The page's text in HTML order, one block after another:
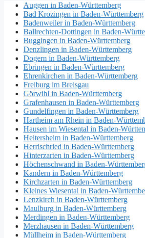
Auggen in Baden-Württemberg
Bad Krozingen in Baden-Württemberg
Badenweiler in Baden-Württemberg
Ballrechten-Dottingen in Baden-
Buggingen in Baden-Württemberg
Denzlingen in Baden-Württemberg
Dogern in Baden-Württemberg
Ebringen in Baden-Württemberg
Ehrenkirchen in Baden-Württemberg
Freiburg im Breisgau
Görwihl in Baden-Württemberg
Grafenhausen in Baden-Württemberg
Gundelfingen in Baden-Württemberg
Hartheim am Rhein in Baden-
Hausen im Wiesental in Baden-
Heitersheim in Baden-Württemberg
Herrischried in Baden-Württemberg
Hinterzarten in Baden-Württemberg
Höchenschwand in Baden-
Kandern in Baden-Württemberg
Kirchzarten in Baden-Württemberg
Kleines Wiesental in Baden-
Lenzkirch in Baden-Württemberg
Maulburg in Baden-Württemberg
Merdingen in Baden-Württemberg
Merzhausen in Baden-Württemberg
Müllheim in Baden-Württemberg